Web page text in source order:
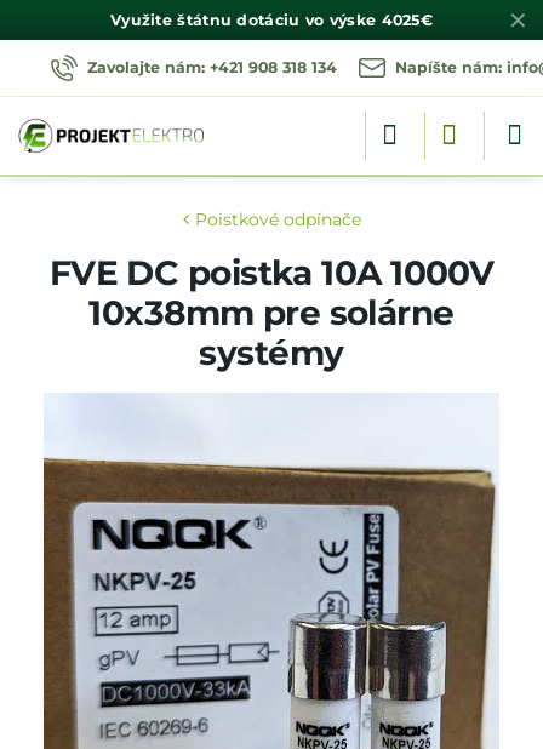
✕
Využite štátnu dotáciu vo výske 4025€
Zavolajte nám: +421 908 318 134 Napíšte nám:
Poistkové odpínače
FVE DC poistka 10A 1000V
10x38mm pre solárne
systémy